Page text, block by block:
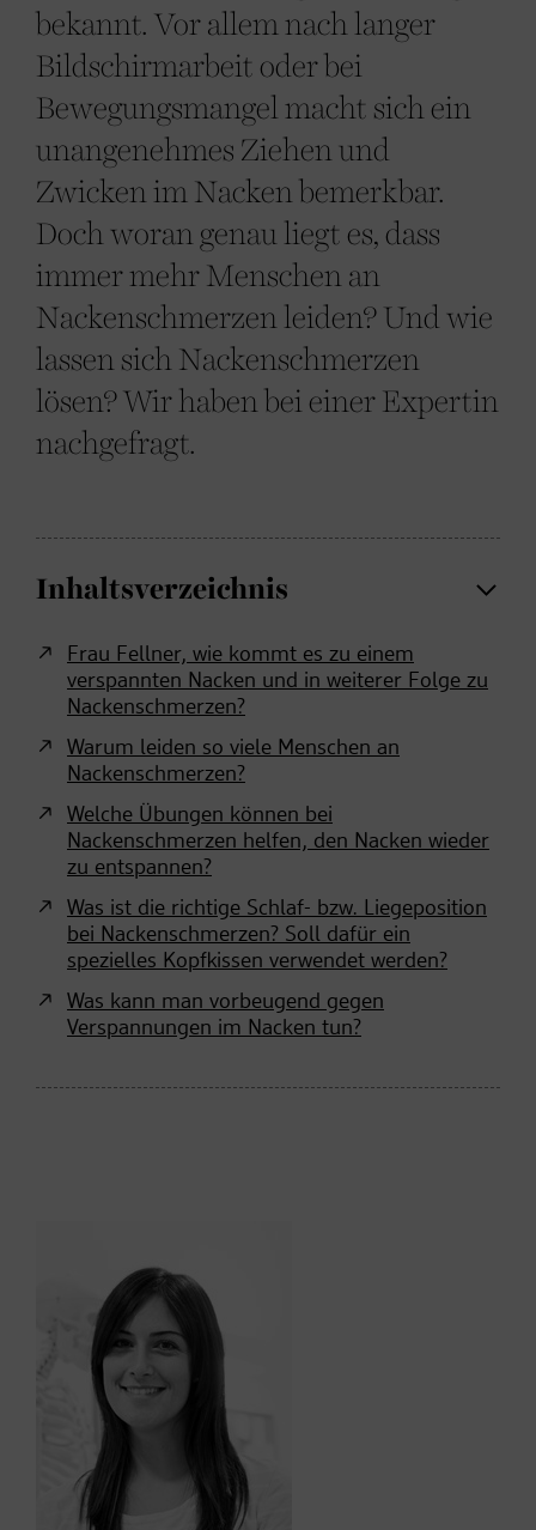
bekannt. Vor allem nach langer
Bildschirmarbeit oder bei
Bewegungsmangel macht sich ein
unangenehmes Ziehen und
Zwicken im Nacken bemerkbar.
Doch woran genau liegt es, dass
immer mehr Menschen an
Nackenschmerzen leiden? Und wie
lassen sich Nackenschmerzen
lösen? Wir haben bei einer Expertin
nachgefragt.
Inhaltsverzeichnis
Frau Fellner, wie kommt es zu einem
verspannten Nacken und in weiterer Folge zu
Nackenschmerzen?
Warum leiden so viele Menschen an
Nackenschmerzen?
Welche Übungen können bei
Nackenschmerzen helfen, den Nacken wieder
zu entspannen?
Was ist die richtige Schlaf- bzw. Liegeposition
bei Nackenschmerzen? Soll dafür ein
spezielles Kopfkissen verwendet werden?
Was kann man vorbeugend gegen
Verspannungen im Nacken tun?